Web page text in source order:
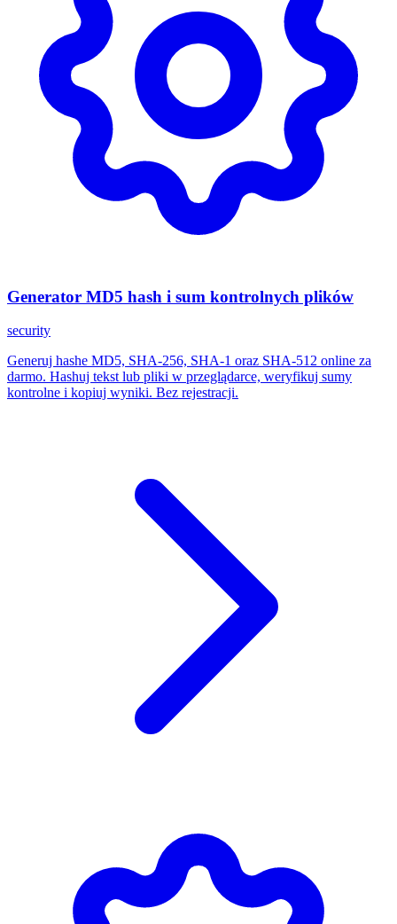
Generator MD5 hash i sum kontrolnych plików
security
Generuj hashe MD5, SHA-256, SHA-1 oraz SHA-512 online za
darmo. Hashuj tekst lub pliki w przeglądarce, weryfikuj sumy
kontrolne i kopiuj wyniki. Bez rejestracji.